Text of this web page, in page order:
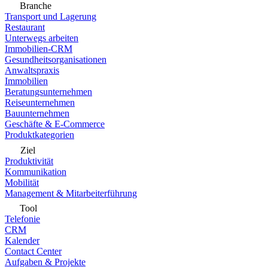
Branche
Transport und Lagerung
Restaurant
Unterwegs arbeiten
Immobilien-CRM
Gesundheitsorganisationen
Anwaltspraxis
Immobilien
Beratungsunternehmen
Reiseunternehmen
Bauunternehmen
Geschäfte & E-Commerce
Produktkategorien
Ziel
Produktivität
Kommunikation
Mobilität
Management & Mitarbeiterführung
Tool
Telefonie
CRM
Kalender
Contact Center
Aufgaben & Projekte